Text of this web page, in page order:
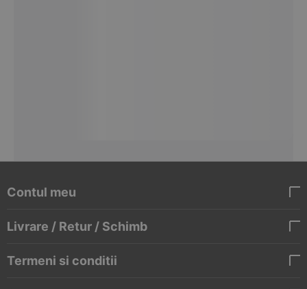
Contul meu
Livrare / Retur / Schimb
Termeni si conditii